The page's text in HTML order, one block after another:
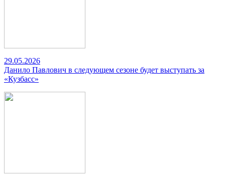
29.05.2026
Данило Павлович в следующем сезоне будет выступать за
«Кузбасс»